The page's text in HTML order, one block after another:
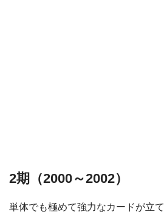
2期（2000～2002）
単体でも極めて強力なカードが立